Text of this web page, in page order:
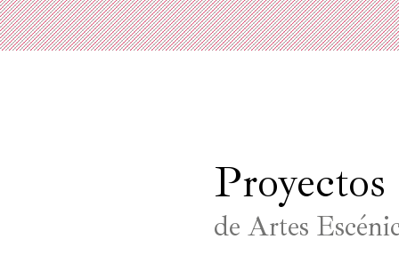
Proyectos
de Artes